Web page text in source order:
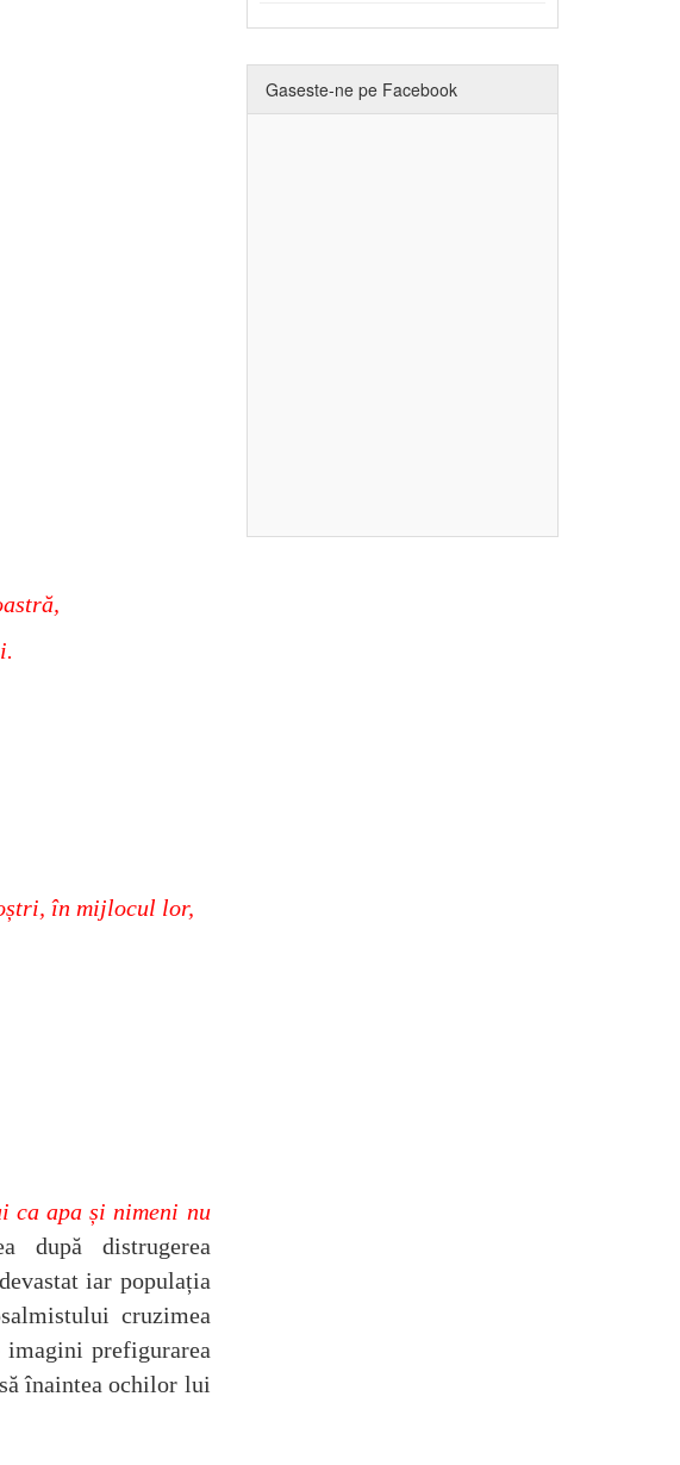
în mijlocul lor,
ca apa și nimeni nu
după distrugerea
iar populația
cruzimea
imagini prefigurarea
înaintea ochilor lui
Gaseste-ne pe Facebook